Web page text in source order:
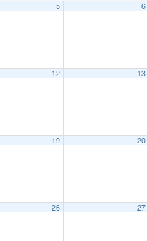
5 6
12 13
19 20
26 27